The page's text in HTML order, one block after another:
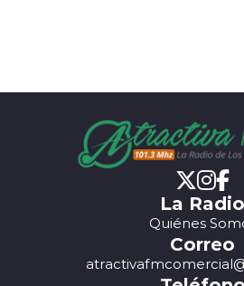
La Radio
Quiénes
Correo